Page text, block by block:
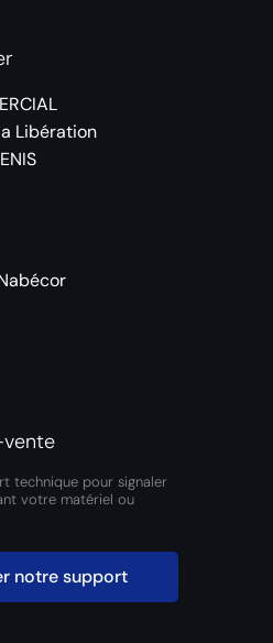
Libération
technique pour signaler
votre matériel ou
notre support